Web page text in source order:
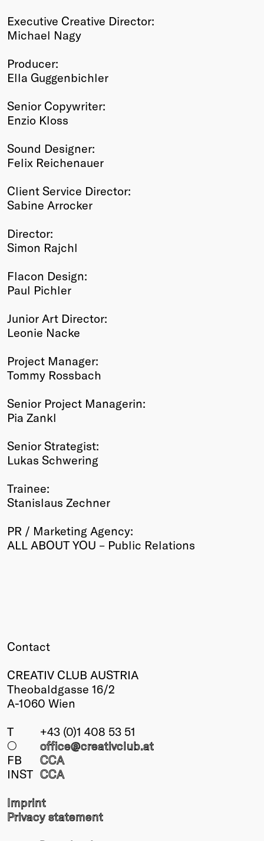
Executive Creative Director:
Michael Nagy
Producer:
Ella Guggenbichler
Senior Copywriter:
Enzio Kloss
Sound Designer:
Felix Reichenauer
Client Service Director:
Sabine Arrocker
Director:
Simon Rajchl
Flacon Design:
Paul Pichler
Junior Art Director:
Leonie Nacke
Project Manager:
Tommy Rossbach
Senior Project Managerin:
Pia Zankl
Senior Strategist:
Lukas Schwering
Trainee:
Stanislaus Zechner
PR / Marketing Agency:
ALL ABOUT YOU – Public Relations
Contact
CREATIV CLUB AUSTRIA
Theobaldgasse 16/2
A-1060 Wien
T
+43 (0)1 408 53 51
○
office@creativclub.at
FB
CCA
INST CCA
Imprint
Privacy statement